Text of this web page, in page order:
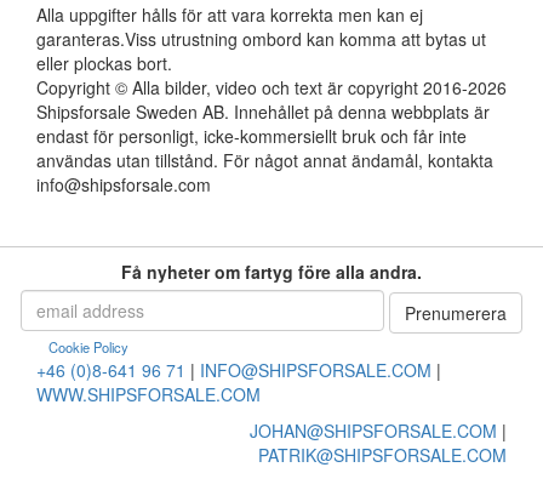
Alla uppgifter hålls för att vara korrekta men kan ej
garanteras.Viss utrustning ombord kan komma att bytas ut
eller plockas bort.
Copyright © Alla bilder, video och text är copyright 2016-2026
Shipsforsale Sweden AB. Innehållet på denna webbplats är
endast för personligt, icke-kommersiellt bruk och får inte
användas utan tillstånd. För något annat ändamål, kontakta
info@shipsforsale.com
Få nyheter om fartyg före alla andra.
Cookie Policy
+46 (0)8-641 96 71 | INFO@SHIPSFORSALE.COM |
WWW.SHIPSFORSALE.COM
JOHAN@SHIPSFORSALE.COM |
PATRIK@SHIPSFORSALE.COM